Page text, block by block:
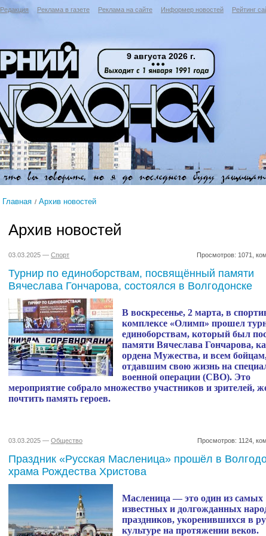
Редакция Реклама в газете Реклама на сайте Информер новостей Рейтинг
9 августа 2026 г.
Главная Архив новостей
Архив новостей
03.03.2025 — Спорт Просмотров: 1071,
Турнир по единоборствам, посвящённый памяти
Вячеслава Гончарова, состоялся в Волгодонске
В воскресенье, 2 марта, в
комплексе «Олимп» прошел
единоборствам, который был
памяти Вячеслава Гончарова,
ордена Мужества, и всем
отдавшим свою жизнь на
военной операции (СВО). Это
мероприятие собрало множество участников и зрителей,
почтить память героев.
03.03.2025 — Общество Просмотров: 1124,
Праздник «Русская Масленица» прошёл в
храма Рождества Христова
Масленица — это один из самых
известных и долгожданных
праздников, укоренившихся в
культуре на протяжении веков.